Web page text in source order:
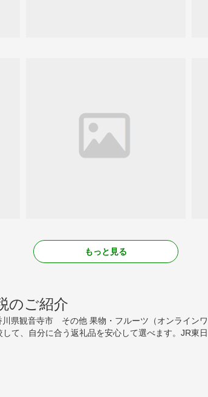
もっと見る
のご紹介
県観音寺市 その他 果物・フルーツ（オンラインワ
て、自分に合う返礼品を安心して選べます。JR東